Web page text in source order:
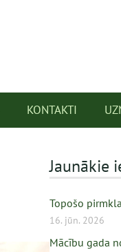
KONTAKTI
Jaunākie
Topošo
16. jūn. 2026
Mācību gada